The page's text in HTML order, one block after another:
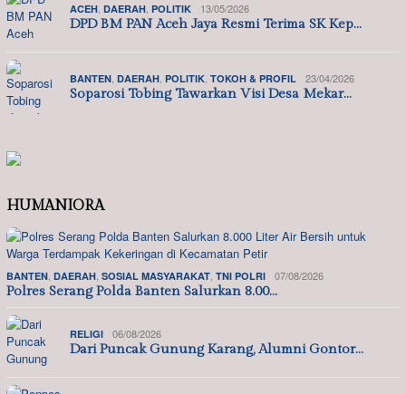
ACEH, DAERAH, POLITIK 13/05/2026
DPD BM PAN Aceh Jaya Resmi Terima SK Kep…
BANTEN, DAERAH, POLITIK, TOKOH & PROFIL 23/04/2026
Soparosi Tobing Tawarkan Visi Desa Mekar…
HUMANIORA
BANTEN DAERAH SOSIAL MASYARAKAT TNI POLRI 07/08/2026
Polres Serang Polda Banten Salurkan 8.00…
RELIGI 06/08/2026
Dari Puncak Gunung Karang, Alumni Gontor…